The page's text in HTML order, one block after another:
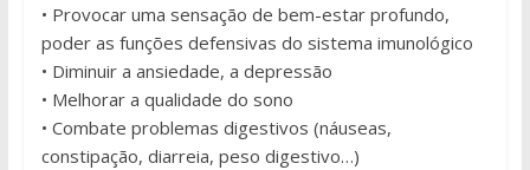
• Provocar uma sensação de bem-estar profundo,
poder as funções defensivas do sistema imunológico
• Diminuir a ansiedade, a depressão
• Melhorar a qualidade do sono
• Combate problemas digestivos (náuseas,
constipação, diarreia, peso digestivo…)